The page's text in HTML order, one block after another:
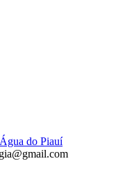
do Piauí